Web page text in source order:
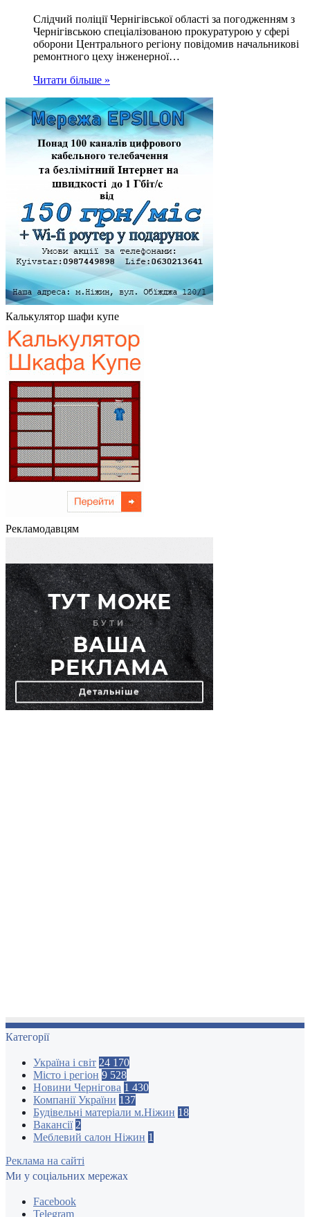
Слідчий поліції Чернігівської області за погодженням з
Чернігівською спеціалізованою прокуратурою у сфері
оборони Центрального регіону повідомив начальникові
ремонтного цеху інженерної…
Читати більше »
Калькулятор шафи купе
Рекламодавцям
Категорії
Україна і світ 24 170
Місто і регіон 9 528
Новини Чернігова 1 430
Компанії України 137
Будівельні матеріали м.Ніжин 18
Вакансії 2
Меблевий салон Ніжин 1
Реклама на сайті
Ми у соціальних мережах
Facebook
Telegram